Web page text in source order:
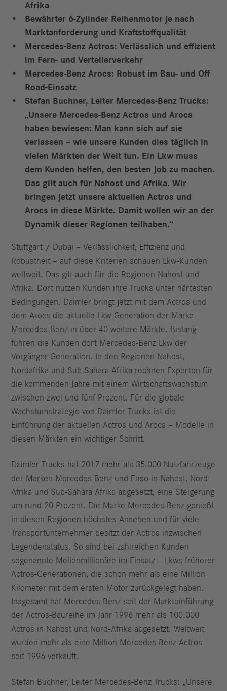
Afrika
Bewährter 6-Zylinder Reihenmotor je nach
Marktanforderung und Kraftstoffqualität
Mercedes-Benz Actros: Verlässlich und effizient
im Fern- und Verteilerverkehr
Mercedes-Benz Arocs: Robust im Bau- und Off
Road-Einsatz
Stefan Buchner, Leiter Mercedes-Benz Trucks:
„Unsere Mercedes-Benz Actros und Arocs
haben bewiesen: Man kann sich auf sie
verlassen – wie unsere Kunden dies täglich in
vielen Märkten der Welt tun. Ein Lkw muss
dem Kunden helfen, den besten Job zu machen.
Das gilt auch für Nahost und Afrika. Wir
bringen jetzt unsere aktuellen Actros und
Arocs in diese Märkte. Damit wollen wir an der
Dynamik dieser Regionen teilhaben.“
Stuttgart / Dubai – Verlässlichkeit, Effizienz und
Robustheit – auf diese Kriterien schauen Lkw-Kunden
weltweit. Das gilt auch für die Regionen Nahost und
Afrika. Dort nutzen Kunden ihre Trucks unter härtesten
Bedingungen. Daimler bringt jetzt mit dem Actros und
dem Arocs die aktuelle Lkw-Generation der Marke
Mercedes-Benz in über 40 weitere Märkte. Bislang
fuhren die Kunden dort Mercedes-Benz Lkw der
Vorgänger-Generation. In den Regionen Nahost,
Nordafrika und Sub-Sahara Afrika rechnen Experten für
die kommenden Jahre mit einem Wirtschaftswachstum
zwischen zwei und fünf Prozent. Für die globale
Wachstumstrategie von Daimler Trucks ist die
Einführung der aktuellen Actros und Arocs – Modelle in
diesen Märkten ein wichtiger Schritt.
Daimler Trucks hat 2017 mehr als 35.000 Nutzfahrzeuge
der Marken Mercedes-Benz und Fuso in Nahost, Nord-
Afrika und Sub-Sahara Afrika abgesetzt, eine Steigerung
um rund 20 Prozent. Die Marke Mercedes-Benz genießt
in diesen Regionen höchstes Ansehen und für viele
Transportunternehmer besitzt der Actros inzwischen
Legendenstatus. So sind bei zahlreichen Kunden
sogenannte Meilenmillionäre im Einsatz – Lkws früherer
Actros-Generationen, die schon mehr als eine Million
Kilometer mit dem ersten Motor zurückgelegt haben.
Insgesamt hat Mercedes-Benz seit der Markteinführung
der Actros-Baureihe im Jahr 1996 mehr als 100.000
Actros in Nahost und Nord-Afrika abgesetzt. Weltweit
wurden mehr als eine Million Mercedes-Benz Actros
seit 1996 verkauft.
Stefan Buchner, Leiter Mercedes-Benz Trucks: „Unsere